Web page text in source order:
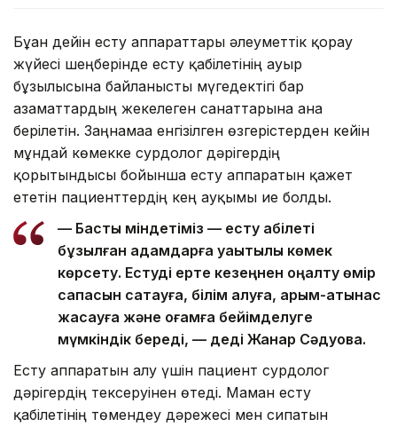
Бұған дейін есту аппараттары әлеуметтік қорғау
жүйесі шеңберінде есту қабілетінің ауыр
бұзылысына байланысты мүгедектігі бар
азаматтардың жекелеген санаттарына ғана
берілетін. Заңнамаға енгізілген өзгерістерден кейін
мұндай көмекке сурдолог дәрігердің
қорытындысы бойынша есту аппаратын қажет
ететін пациенттердің кең ауқымы ие болды.
— Басты міндетіміз — есту қабілеті
бұзылған адамдарға уақытылы көмек
көрсету. Естуді ерте кезеңнен оңалту өмір
сапасын сақтауға, білім алуға, қарым-қатынас
жасауға және қоғамға бейімделуге
мүмкіндік береді, — деді Жанар Сәдуова.
Есту аппаратын алу үшін пациент сурдолог
дәрігердің тексеруінен өтеді. Маман есту
қабілетінің төмендеу дәрежесі мен сипатын